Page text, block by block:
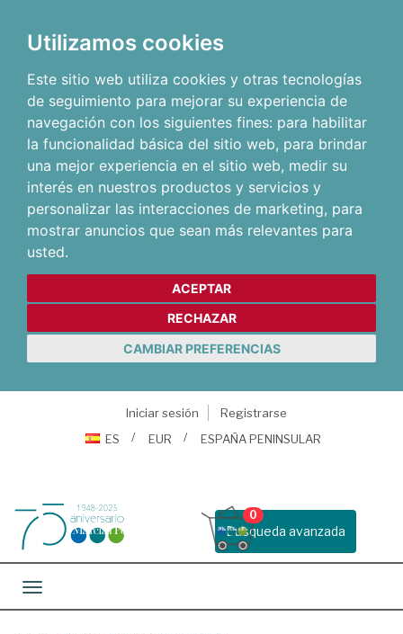
Utilizamos cookies
Este sitio web utiliza cookies y otras tecnologías
de seguimiento para mejorar su experiencia de
navegación con los siguientes fines: para habilitar
la funcionalidad básica del sitio web, para brindar
una mejor experiencia en el sitio web, medir su
interés en nuestros productos y servicios y
personalizar las interacciones de marketing, para
mostrar anuncios que sean más relevantes para
usted.
ACEPTAR
RECHAZAR
CAMBIAR PREFERENCIAS
Iniciar sesión
Registrarse
ES
EUR ESPAÑA PENINSULAR
Busqueda avanzada
0
Toggle navigation